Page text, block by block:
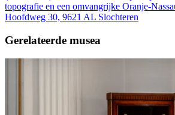
topografie en een omvangrijke Oranje-
Hoofdweg 30, 9621 AL Slochteren
Gerelateerde musea